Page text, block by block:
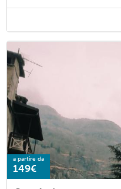
a partire da
149€